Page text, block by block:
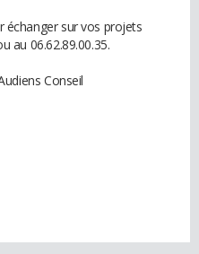
échanger sur vos projets
au 06.62.89.00.35.
Conseil